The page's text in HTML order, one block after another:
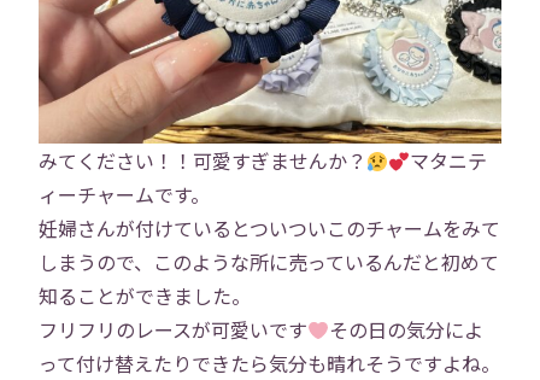
みてください！！可愛すぎませんか？
マタニテ
ィーチャームです。
妊婦さんが付けているとついついこのチャームをみて
しまうので、このような所に売っているんだと初めて
知ることができました。
フリフリのレースが可愛いです
その日の気分によ
って付け替えたりできたら気分も晴れそうですよね。